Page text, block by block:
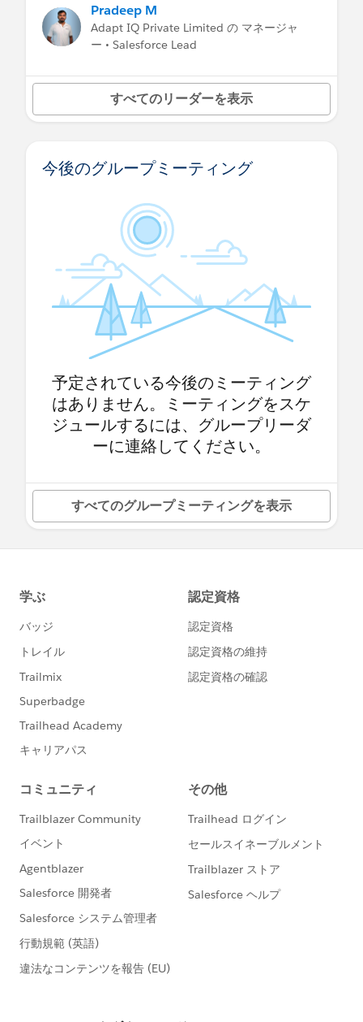
Pradeep M
Adapt IQ Private Limited の マネージャ
ー • Salesforce Lead
すべてのリーダーを表示
今後のグループミーティング
予定されている今後のミーティング
はありません。ミーティングをスケ
ジュールするには、グループリーダ
ーに連絡してください。
すべてのグループミーティングを表示